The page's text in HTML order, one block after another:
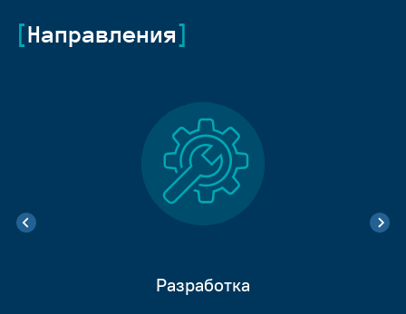
Направления
Разработка